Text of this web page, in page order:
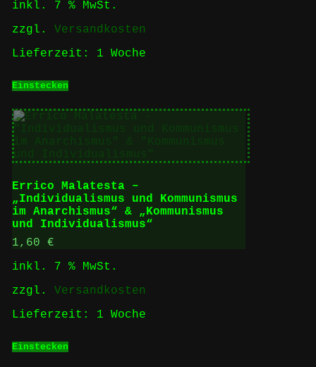
inkl. 7 % MwSt.
zzgl. Versandkosten
Lieferzeit: 1 Woche
Einstecken
Errico Malatesta –
„Individualismus und Kommunismus
im Anarchismus“ & „Kommunismus
und Individualismus“
1,60 €
inkl. 7 % MwSt.
zzgl. Versandkosten
Lieferzeit: 1 Woche
Einstecken